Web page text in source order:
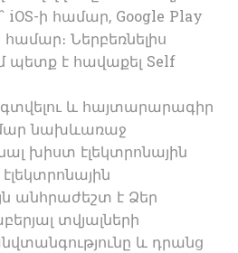
iOS-ի համար, Google Play
համար։ Ներբեռնելիս
է հավաքել Self
և հայտարարագիր
նախևառաջ
խիստ էլեկտրոնային
անհրաժեշտ է Ձեր
տվյալների
և դրանց